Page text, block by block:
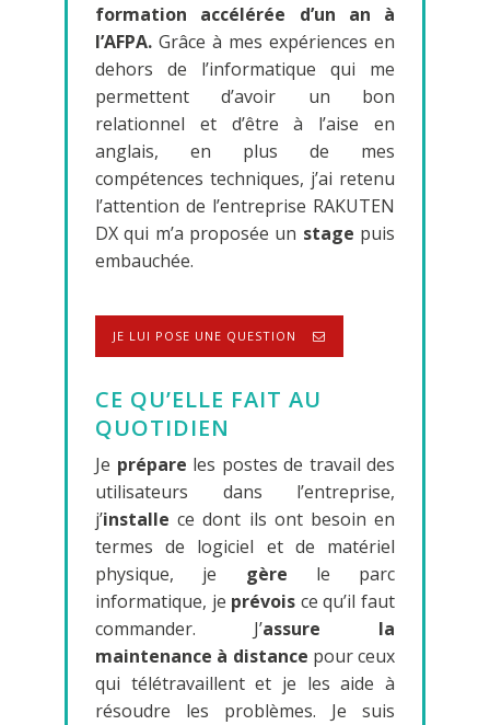
formation accélérée d’un an à
l’AFPA. Grâce à mes expériences en
dehors de l’informatique qui me
permettent d’avoir un bon
relationnel et d’être à l’aise en
anglais, en plus de mes
compétences techniques, j’ai retenu
l’attention de l’entreprise RAKUTEN
DX qui m’a proposée un stage puis
embauchée.
JE LUI POSE UNE QUESTION
CE QU’ELLE FAIT AU
QUOTIDIEN
Je prépare les postes de travail des
utilisateurs dans l’entreprise,
j’installe ce dont ils ont besoin en
termes de logiciel et de matériel
physique, je gère le parc
informatique, je prévois ce qu’il faut
commander. J’assure la
maintenance à distance pour ceux
qui télétravaillent et je les aide à
résoudre les problèmes. Je suis